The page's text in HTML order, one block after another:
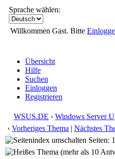
Sprache wählen:
Willkommen Gast. Bitte
Übersicht
Hilfe
Suchen
Einloggen
Registrieren
WSUS.DE › Windows Server
‹ Vorheriges Thema | Nächstes
Seiten: 1